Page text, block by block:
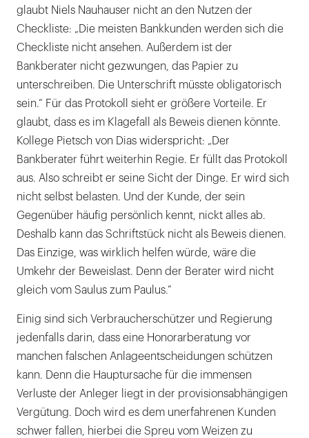
glaubt Niels Nauhauser nicht an den Nutzen der
Checkliste: „Die meisten Bankkunden werden sich die
Checkliste nicht ansehen. Außerdem ist der
Bankberater nicht gezwungen, das Papier zu
unterschreiben. Die Unterschrift müsste obligatorisch
sein.“ Für das Protokoll sieht er größere Vorteile. Er
glaubt, dass es im Klagefall als Beweis dienen könnte.
Kollege Pietsch von Dias widerspricht: „Der
Bankberater führt weiterhin Regie. Er füllt das Protokoll
aus. Also schreibt er seine Sicht der Dinge. Er wird sich
nicht selbst belasten. Und der Kunde, der sein
Gegenüber häufig persönlich kennt, nickt alles ab.
Deshalb kann das Schriftstück nicht als Beweis dienen.
Das Einzige, was wirklich helfen würde, wäre die
Umkehr der Beweislast. Denn der Berater wird nicht
gleich vom Saulus zum Paulus.“
Einig sind sich Verbraucherschützer und Regierung
jedenfalls darin, dass eine Honorarberatung vor
manchen falschen Anlageentscheidungen schützen
kann. Denn die Hauptursache für die immensen
Verluste der Anleger liegt in der provisionsabhängigen
Vergütung. Doch wird es dem unerfahrenen Kunden
schwer fallen, hierbei die Spreu vom Weizen zu